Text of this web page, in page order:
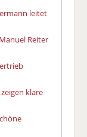
leitet
Reiter
klare